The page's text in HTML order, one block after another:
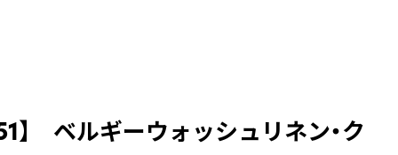
】 ベルギーウォッシュリネン・ク